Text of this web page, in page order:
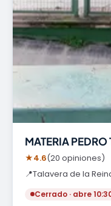
MATERIA
★4.6(20 opiniones)
📍Talavera de la
Cerrado · abre